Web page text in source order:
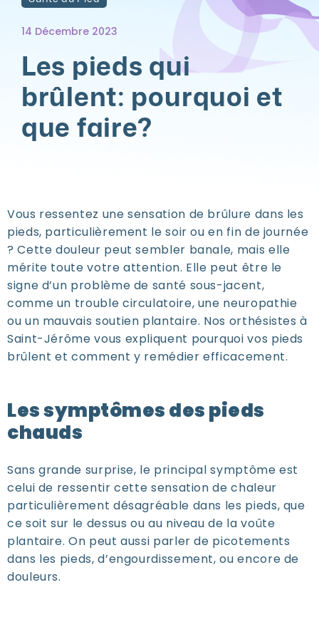
14 Décembre 2023
Les pieds qui
brûlent: pourquoi et
que faire?
Vous ressentez une sensation de brûlure dans les
pieds, particulièrement le soir ou en fin de journée
? Cette douleur peut sembler banale, mais elle
mérite toute votre attention. Elle peut être le
signe d’un problème de santé sous-jacent,
comme un trouble circulatoire, une neuropathie
ou un mauvais soutien plantaire. Nos orthésistes à
Saint-Jérôme vous expliquent pourquoi vos pieds
brûlent et comment y remédier efficacement.
Les symptômes des pieds
chauds
Sans grande surprise, le principal symptôme est
celui de ressentir cette sensation de chaleur
particulièrement désagréable dans les pieds, que
ce soit sur le dessus ou au niveau de la voûte
plantaire. On peut aussi parler de picotements
dans les pieds, d’engourdissement, ou encore de
douleurs.